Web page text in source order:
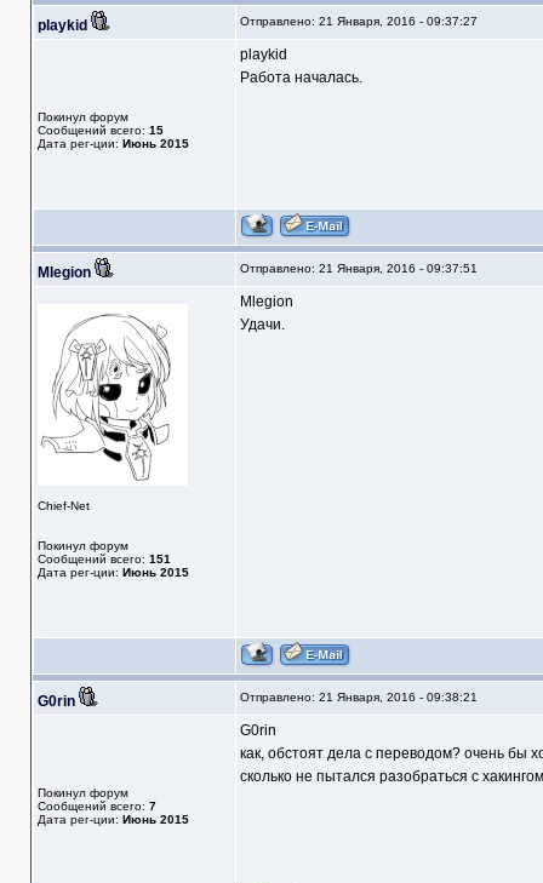
playkid Отправлено: 21 Января, 2016 - 09:37:27
Покинул форум
Сообщений всего: 15
Дата рег-ции: Июнь 2015
playkid
Работа началась.
Mlegion Отправлено: 21 Января, 2016 - 09:37:51
Chief-Net
Покинул форум
Сообщений всего: 151
Дата рег-ции: Июнь 2015
Mlegion
Удачи.
G0rin Отправлено: 21 Января, 2016 - 09:38:21
Покинул форум
Сообщений всего: 7
Дата рег-ции: Июнь 2015
G0rin
как, обстоят дела с переводом? очень бы
сколько не пытался разобраться с